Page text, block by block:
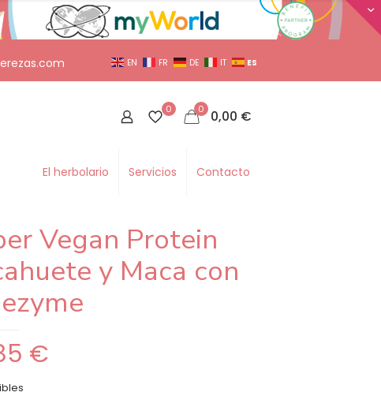
EN FR DE IT ES
0 0 0,00 €
El herbolario Servicios Contacto
Vegan Protein
y Maca con
€